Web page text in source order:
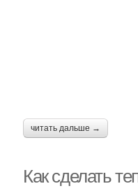
читать дальше →
Как сделать